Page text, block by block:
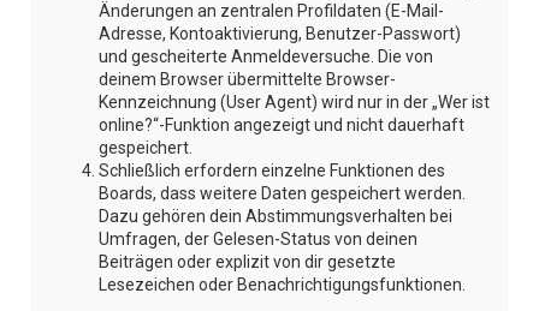
Änderungen an zentralen Profildaten (E-Mail-
Adresse, Kontoaktivierung, Benutzer-Passwort)
und gescheiterte Anmeldeversuche. Die von
deinem Browser übermittelte Browser-
Kennzeichnung (User Agent) wird nur in der „Wer ist
online?“-Funktion angezeigt und nicht dauerhaft
gespeichert.
Schließlich erfordern einzelne Funktionen des
Boards, dass weitere Daten gespeichert werden.
Dazu gehören dein Abstimmungsverhalten bei
Umfragen, der Gelesen-Status von deinen
Beiträgen oder explizit von dir gesetzte
Lesezeichen oder Benachrichtigungsfunktionen.